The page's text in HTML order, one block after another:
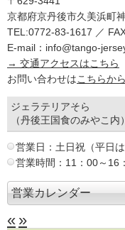
京都府京丹後市久美浜町
TEL:0772-83-1617 ／
E-mail：info@tango-
→ 交通アクセスはこちら
お問い合わせはこちらから
ジェラテリアそら
（丹後王国食のみやこ内）
営業日：土日祝（平日
営業時間：11：00～16
営業カレンダー
« »